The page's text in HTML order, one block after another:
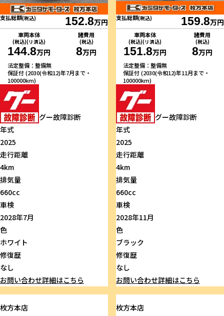
支払総額(税込) 152.8万円
車両本体
(税込)(リ済込)
144.8万円
諸費用
(税込)
8万円
法定整備：整備無
保証付 (2030(令和12)年7月まで・
100000km)
グー故障診断
年式
2025
走行距離
4km
排気量
660cc
車検
2028年7月
色
ホワイト
修復歴
なし
お問い合わせ詳細はこちら
支払総額(税込) 159.8万円
車両本体
(税込)(リ済込)
151.8万円
諸費用
(税込)
8万円
法定整備：整備無
保証付 (2030(令和12)年11月まで・
100000km)
グー故障診断
年式
2025
走行距離
4km
排気量
660cc
車検
2028年11月
色
ブラック
修復歴
なし
お問い合わせ詳細はこちら
枚方本店
枚方本店